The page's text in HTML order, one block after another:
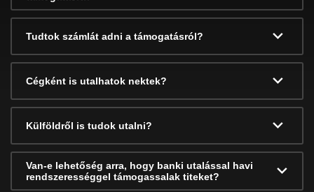
Tudtok számlát adni a támogatásról?
Cégként is utalhatok nektek?
Külföldről is tudok utalni?
Van-e lehetőség arra, hogy banki utalással havi
rendszerességgel támogassalak titeket?